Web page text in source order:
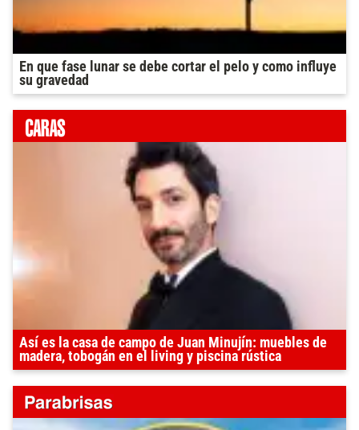
En que fase lunar se debe cortar el pelo y como influye
su gravedad
Así es la casa de campo de Juan Minujín: muebles de
madera, tobogán en el living y piscina rústica